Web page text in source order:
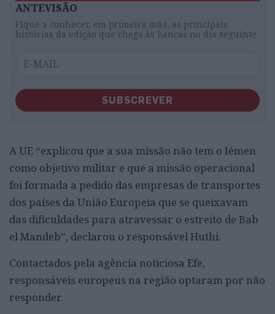
ANTEVISÃO
Fique a conhecer, em primeira mão, as principais
histórias da edição que chega às bancas no dia seguinte
SUBSCREVER
A UE “explicou que a sua missão não tem o Iémen
como objetivo militar e que a missão operacional
foi formada a pedido das empresas de transportes
dos países da União Europeia que se queixavam
das dificuldades para atravessar o estreito de Bab
el Mandeb”, declarou o responsável Huthi.
Contactados pela agência noticiosa Efe,
responsáveis europeus na região optaram por não
responder.